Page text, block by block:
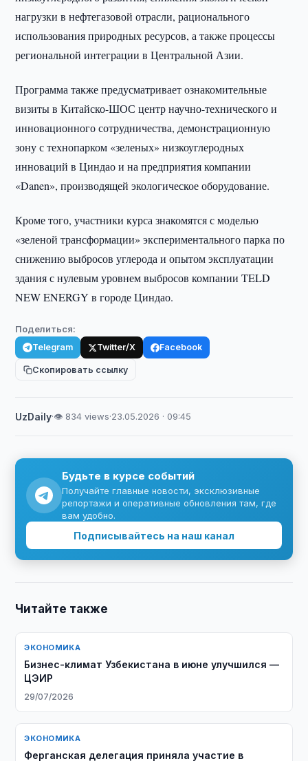
нагрузки в нефтегазовой отрасли, рационального
использования природных ресурсов, а также процессы
региональной интеграции в Центральной Азии.
Программа также предусматривает ознакомительные
визиты в Китайско-ШОС центр научно-технического и
инновационного сотрудничества, демонстрационную
зону с технопарком «зеленых» низкоуглеродных
инноваций в Циндао и на предприятия компании
«Danen», производящей экологическое оборудование.
Кроме того, участники курса знакомятся с моделью
«зеленой трансформации» экспериментального парка по
снижению выбросов углерода и опытом эксплуатации
здания с нулевым уровнем выбросов компании TELD
NEW ENERGY в городе Циндао.
Поделиться:
Telegram Twitter/X Facebook
Скопировать ссылку
UzDaily·👁 834 views·23.05.2026 · 09:45
Будьте в курсе событий
Получайте главные новости, эксклюзивные
репортажи и оперативные обновления там, где
вам удобно.
Подписывайтесь на наш канал
Читайте также
ЭКОНОМИКА
Бизнес-климат Узбекистана в июне улучшился —
ЦЭИР
29/07/2026
ЭКОНОМИКА
​​​​​​​Ферганская делегация приняла участие в